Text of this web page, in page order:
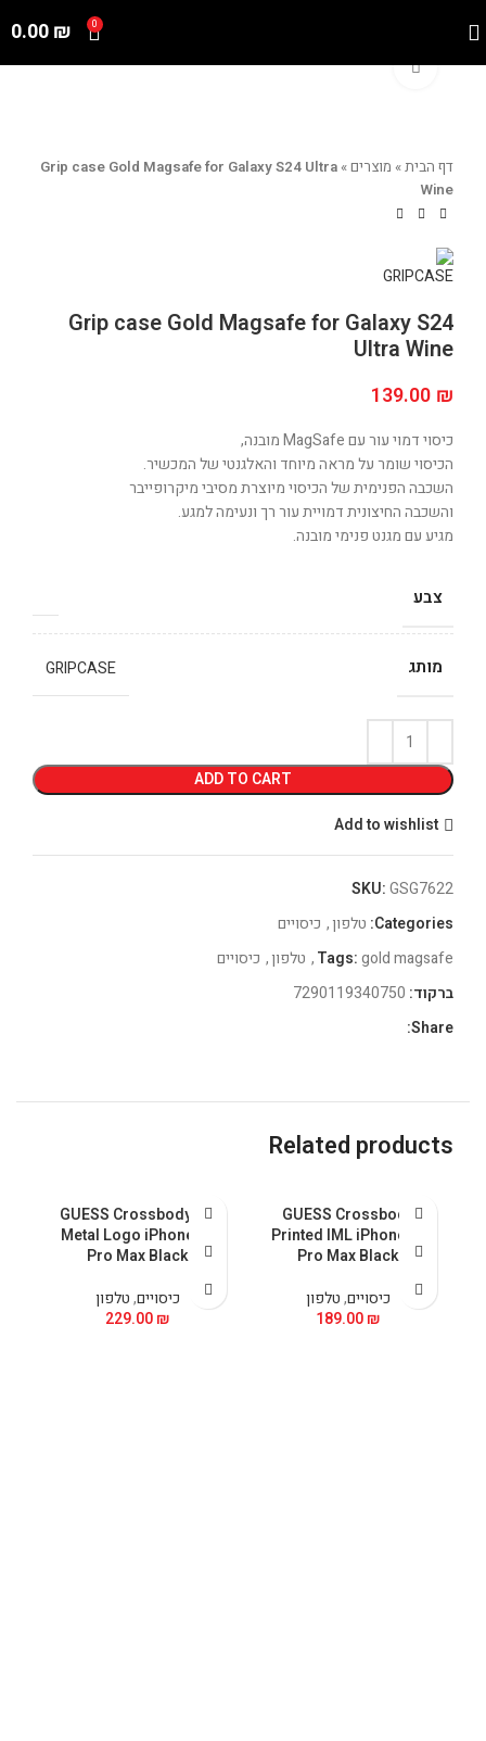
0
0.00₪
Click to enlarge
דף הבית» מוצרים»
Grip case Gold Magsafe for Galaxy S24 Ultra
Wine
Grip case Gold Magsafe for Galaxy S24
Ultra Wine
139.00 ₪
כיסוי דמוי עור עם MagSafe מובנה,
הכיסוי שומר על מראה מיוחד והאלגנטי של המכשיר.
השכבה הפנימית של הכיסוי מיוצרת מסיבי מיקרופייבר
והשכבה החיצונית דמויית עור רך ונעימה למגע.
מגיע עם מגנט פנימי מובנה.
צבע
מותג GRIPCASE
ADD TO CART
Add to wishlist
SKU:GSG7622
Categories: טלפון, כיסויים
Tags:gold magsafe
, טלפון, כיסויים
ברקוד:
Share:
Related products
GUESS Crossbody
Printed IML iPhone 15
Pro Max Black
כיסויים,טלפון
189.00₪
GUESS Crossbody PU
Metal Logo iPhone 15
Pro Max Black
כיסויים,טלפון
229.00₪